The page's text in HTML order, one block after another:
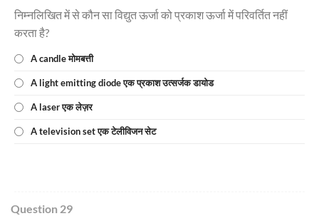
निम्नलिखित में से कौन सा विद्युत ऊर्जा को प्रकाश ऊर्जा में परिवर्तित नहीं
करता है?
A candle मोमबत्ती
A light emitting diode एक प्रकाश उत्सर्जक डायोड
A laser एक लेज़र
A television set एक टेलीविजन सेट
Question 29